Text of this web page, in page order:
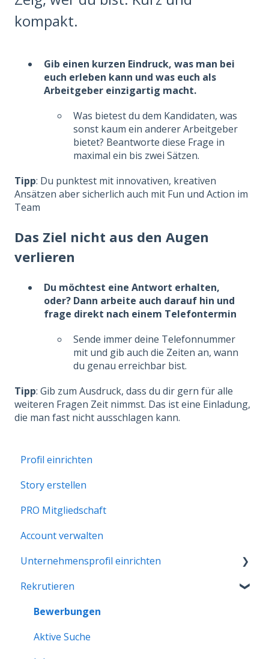
kompakt.
Gib einen kurzen Eindruck, was man bei
euch erleben kann und was euch als
Arbeitgeber einzigartig macht.
Was bietest du dem Kandidaten, was
sonst kaum ein anderer Arbeitgeber
bietet? Beantworte diese Frage in
maximal ein bis zwei Sätzen.
Tipp: Du punktest mit innovativen, kreativen
Ansätzen aber sicherlich auch mit Fun und Action im
Team
Das Ziel nicht aus den Augen
verlieren
Du möchtest eine Antwort erhalten,
oder? Dann arbeite auch darauf hin und
frage direkt nach einem Telefontermin
Sende immer deine Telefonnummer
mit und gib auch die Zeiten an, wann
du genau erreichbar bist.
Tipp: Gib zum Ausdruck, dass du dir gern für alle
weiteren Fragen Zeit nimmst. Das ist eine Einladung,
die man fast nicht ausschlagen kann.
Profil einrichten
Story erstellen
PRO Mitgliedschaft
Account verwalten
Unternehmensprofil einrichten
Erste Schritte
Unternehmensprofil verwalten
Rekrutieren
Bewerbungen
Aktive Suche